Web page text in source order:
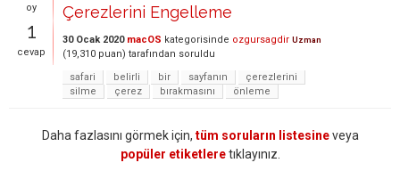
oy
1
cevap
Çerezlerini Engelleme
30 Ocak 2020 macOS kategorisinde ozgursagdir Uzman
(19,310 puan) tarafından soruldu
safari
belirli bir sayfanın
çerezlerini
silme
çerez bırakmasını önleme
Daha fazlasını görmek için, tüm soruların listesineveya
popüler etiketleretıklayınız.